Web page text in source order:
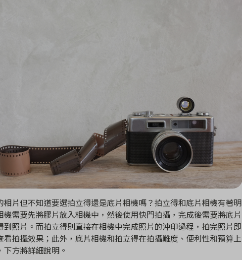
相片但不知道要選拍立得還是底片相機嗎？拍立得和底片相機有著明
機需要先將膠片放入相機中，然後使用快門拍攝，完成後需要將底片
到照片。而拍立得則直接在相機中完成照片的沖印過程，拍完照片即
看拍攝效果；此外，底片相機和拍立得在拍攝難度、便利性和預算上
方將詳細說明。